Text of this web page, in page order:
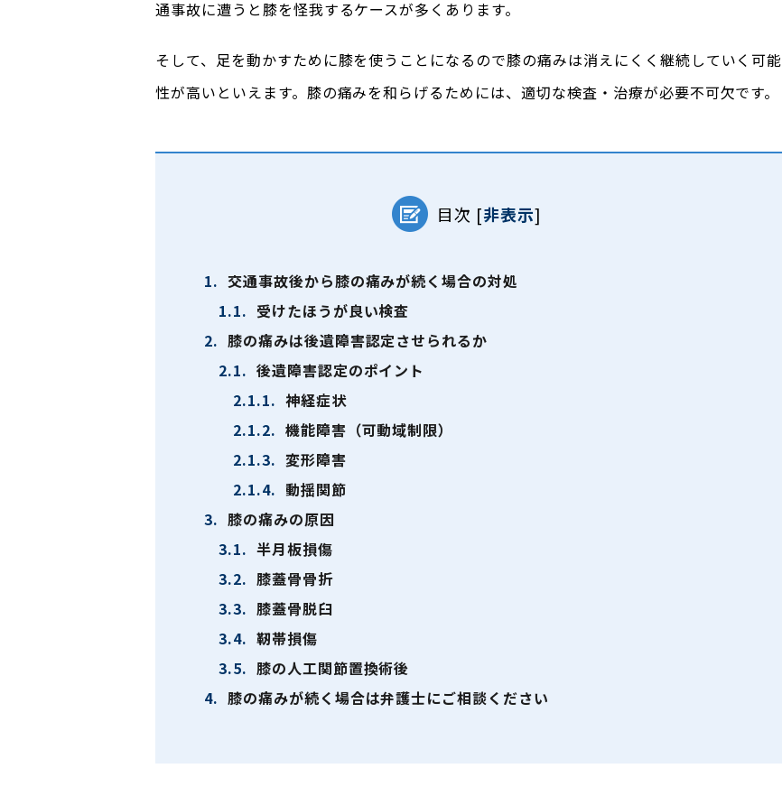
通事故に遭うと膝を怪我するケースが多くあります。
そして、足を動かすために膝を使うことになるので膝の痛みは消えにくく継続していく可能
性が高いといえます。膝の痛みを和らげるためには、適切な検査・治療が必要不可欠です。
目次 [非表示]
1. 交通事故後から膝の痛みが続く場合の対処
1.1. 受けたほうが良い検査
2. 膝の痛みは後遺障害認定させられるか
2.1. 後遺障害認定のポイント
2.1.1. 神経症状
2.1.2. 機能障害（可動域制限）
2.1.3. 変形障害
2.1.4. 動揺関節
3. 膝の痛みの原因
3.1. 半月板損傷
3.2. 膝蓋骨骨折
3.3. 膝蓋骨脱臼
3.4. 靭帯損傷
3.5. 膝の人工関節置換術後
4. 膝の痛みが続く場合は弁護士にご相談ください